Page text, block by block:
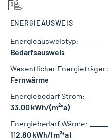
ENERGIEAUSWEIS
Energieausweistyp:
Bedarfsausweis
Wesentlicher Energieträger:
Fernwärme
Energiebedarf Strom:
33.00 kWh/(m²*a)
Energiebedarf Wärme:
112.80 kWh/(m²*a)